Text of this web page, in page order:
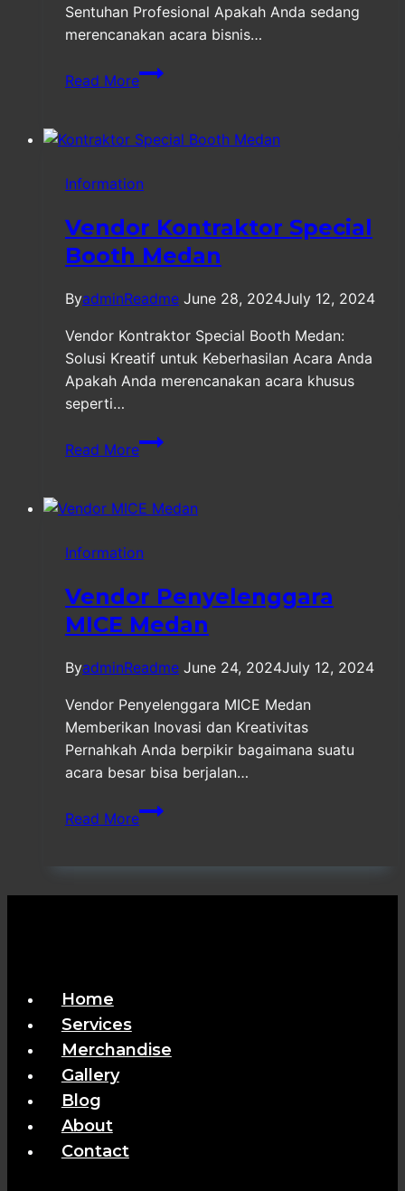
Sentuhan Profesional Apakah Anda sedang
merencanakan acara bisnis…
Read More
Corporate
Event
Medan
Information
Vendor Kontraktor Special
Booth Medan
ByadminReadme June 28, 2024July 12, 2024
Vendor Kontraktor Special Booth Medan:
Solusi Kreatif untuk Keberhasilan Acara Anda
Apakah Anda merencanakan acara khusus
seperti…
Read More
Vendor
Kontraktor
Booth
Information
Vendor Penyelenggara
MICE Medan
ByadminReadme June 24, 2024July 12, 2024
Vendor Penyelenggara MICE Medan
Memberikan Inovasi dan Kreativitas
Pernahkah Anda berpikir bagaimana suatu
acara besar bisa berjalan…
Read More
Vendor
Penyelenggara
Home
Services
Merchandise
Gallery
Blog
About
Contact